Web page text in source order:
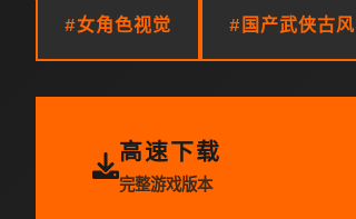
#女角色视觉 #国产武侠古风
高速下载
完整游戏版本